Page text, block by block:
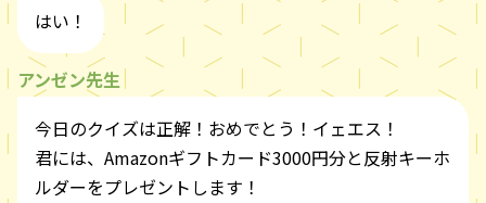
はい！
アンゼン先生
今日のクイズは正解！おめでとう！イェエス！
君には、Amazonギフトカード3000円分と反射キーホ
ルダーをプレゼントします！